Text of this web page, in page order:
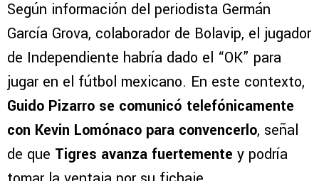
Guido Pizarro habló con Lomónaco
para convencerlo de fichar por Tigres
Según información del periodista Germán
García Grova, colaborador de Bolavip, el jugador
de Independiente habría dado el “OK” para
jugar en el fútbol mexicano. En este contexto,
Guido Pizarro se comunicó telefónicamente